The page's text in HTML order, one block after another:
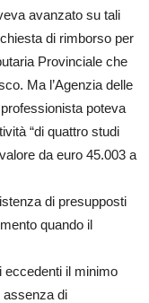
avanzato su tali
di rimborso per
Provinciale che
Ma l’Agenzia delle
poteva
“di quattro studi
da euro 45.003 a
di presupposti
quando il
eccedenti il minimo
assenza di